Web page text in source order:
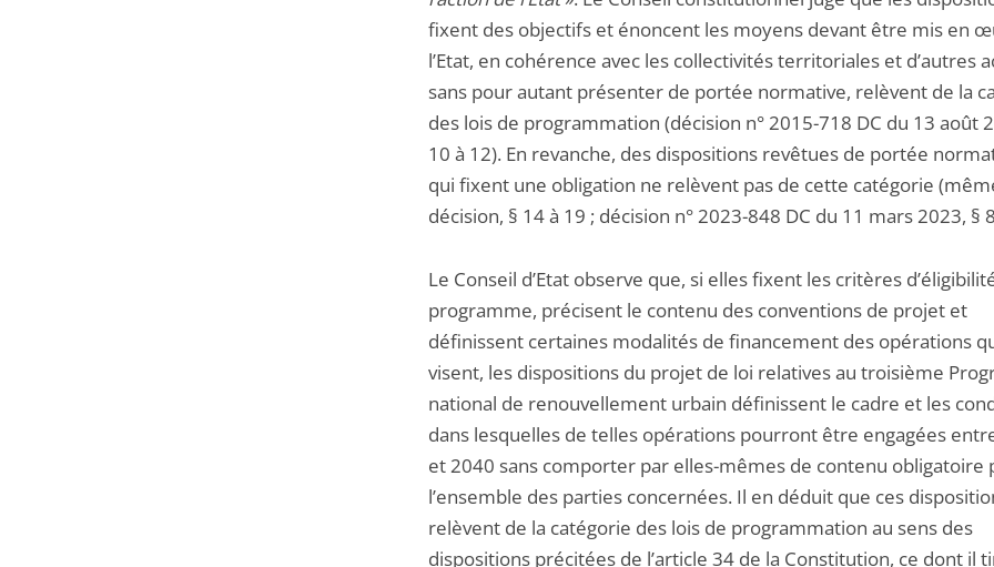
fixent des objectifs et énoncent les moyens devant être mis en
l’Etat, en cohérence avec les collectivités territoriales et d’autres
sans pour autant présenter de portée normative, relèvent de la
des lois de programmation (décision n° 2015-718 DC du 13 août
10 à 12). En revanche, des dispositions revêtues de portée
qui fixent une obligation ne relèvent pas de cette catégorie
décision, § 14 à 19 ; décision n° 2023-848 DC du 11 mars 2023, §
Le Conseil d’Etat observe que, si elles fixent les critères
programme, précisent le contenu des conventions de projet et
définissent certaines modalités de financement des opérations
visent, les dispositions du projet de loi relatives au troisième
national de renouvellement urbain définissent le cadre et les
dans lesquelles de telles opérations pourront être engagées
et 2040 sans comporter par elles-mêmes de contenu obligatoire
l’ensemble des parties concernées. Il en déduit que ces
relèvent de la catégorie des lois de programmation au sens des
dispositions précitées de l’article 34 de la Constitution, ce dont il